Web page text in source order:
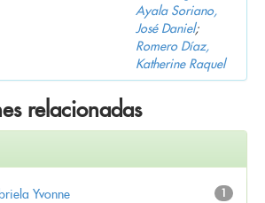
Ayala Soriano,
José Daniel;
Romero Díaz,
Katherine Raquel
relacionadas
1
Yvonne